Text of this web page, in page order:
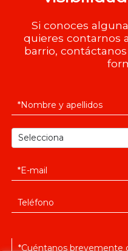
Si conoces
quieres contarnos
barrio,